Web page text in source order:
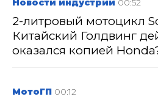
Новости индустрии 00:52
2-литровый мотоцикл
Китайский Голдвинг
оказался копией
МотоГП 00:12